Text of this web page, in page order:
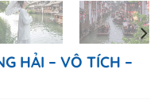
HẢI – VÔ TÍCH –